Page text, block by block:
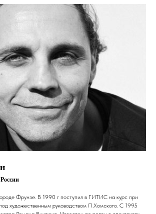
Фрунзе. В 1990 г поступил в ГИТИС на курс при
художественным руководством П.Хомского. С 1995